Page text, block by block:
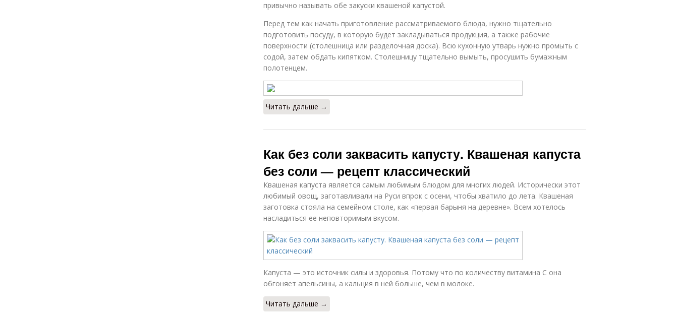
привычно называть обе закуски квашеной капустой.
Перед тем как начать приготовление рассматриваемого блюда, нужно тщательно
подготовить посуду, в которую будет закладываться продукция, а также рабочие
поверхности (столешница или разделочная доска). Всю кухонную утварь нужно промыть с
содой, затем обдать кипятком. Столешницу тщательно вымыть, просушить бумажным
полотенцем.
Читать дальше →
Как без соли заквасить капусту. Квашеная капуста
без соли — рецепт классический
Квашеная капуста является самым любимым блюдом для многих людей. Исторически этот
любимый овощ, заготавливали на Руси впрок с осени, чтобы хватило до лета. Квашеная
заготовка стояла на семейном столе, как «первая барыня на деревне». Всем хотелось
насладиться ее неповторимым вкусом.
Капуста — это источник силы и здоровья. Потому что по количеству витамина С она
обгоняет апельсины, а кальция в ней больше, чем в молоке.
Читать дальше →